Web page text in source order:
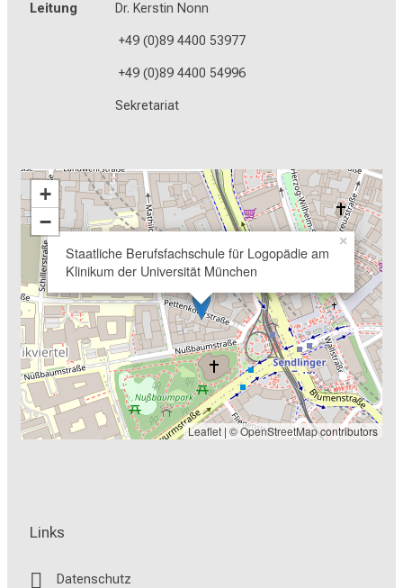
Leitung Dr. Kerstin Nonn
+49 (0)89 4400 53977
+49 (0)89 4400 54996
Sekretariat
Staatliche Berufsfachschule für Logopädie am
Klinikum der Universität München
×
+
−
Leaflet | ©OpenStreetMapcontributors
Links
Datenschutz